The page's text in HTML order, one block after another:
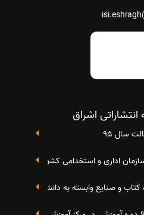
اشراق
سال 95
اداری و استخدامی کشور در خصوص
و صنایع وابسته به دانشگاه صنعتی شریف 4 الی 8 مهر